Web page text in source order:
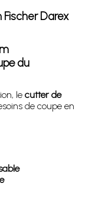
Darex
du
le cutter de
de coupe en